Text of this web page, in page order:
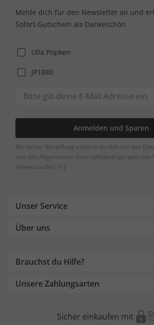
Melde dich für den Newsletter an und
Sofort-Gutschein als Dankeschön
Ulla Popken
JP1880
Anmelden und Sparen
Mit deiner Bestellung erklärst du dich mit den
und den Allgemeinen Geschäftsbedingungen von
einverstanden. [+]
Unser Service
Über uns
Brauchst du Hilfe?
Unsere Zahlungsarten
Sicher einkaufen mit